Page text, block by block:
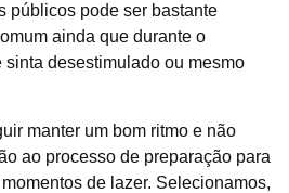
públicos pode ser bastante
ainda que durante o
desestimulado ou mesmo
manter um bom ritmo e não
ao processo de preparação para
de lazer. Selecionamos,